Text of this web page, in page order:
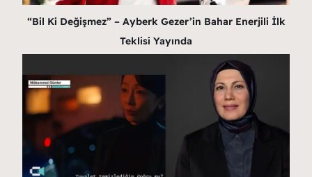
“Bil Ki Değişmez” – Ayberk Gezer’in Bahar Enerjili İlk
Teklisi Yayında